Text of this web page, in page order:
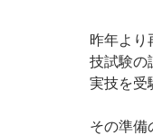
昨年より
技試験の
実技を受
その準備